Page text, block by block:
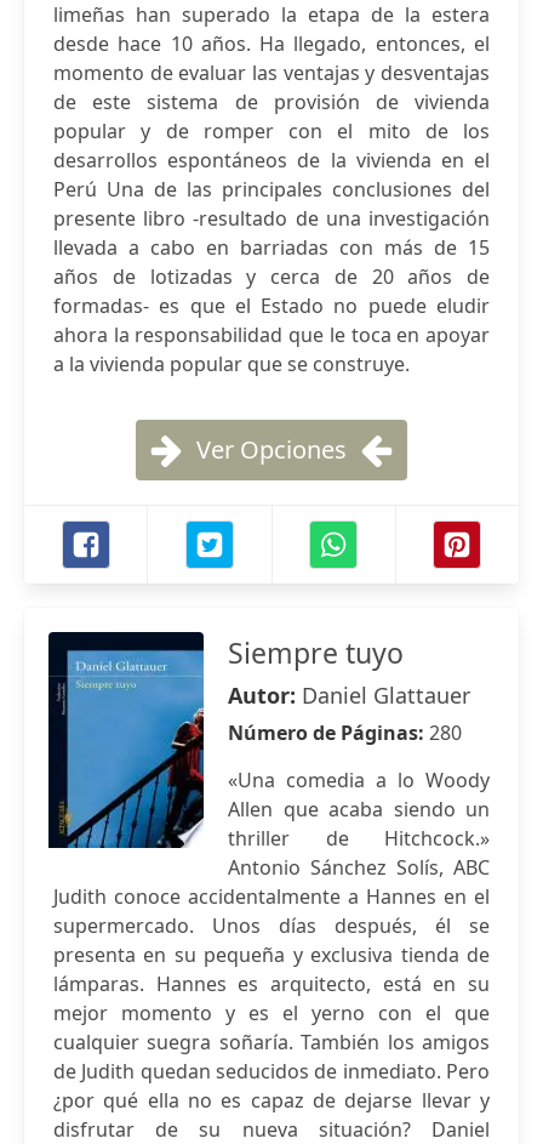
limeñas han superado la etapa de la estera
desde hace 10 años. Ha llegado, entonces, el
momento de evaluar las ventajas y desventajas
de este sistema de provisión de vivienda
popular y de romper con el mito de los
desarrollos espontáneos de la vivienda en el
Perú Una de las principales conclusiones del
presente libro -resultado de una investigación
llevada a cabo en barriadas con más de 15
años de lotizadas y cerca de 20 años de
formadas- es que el Estado no puede eludir
ahora la responsabilidad que le toca en apoyar
a la vivienda popular que se construye.
Ver Opciones
Siempre tuyo
Autor: Daniel Glattauer
Número de Páginas: 280
«Una comedia a lo Woody
Allen que acaba siendo un
thriller de Hitchcock.»
Antonio Sánchez Solís, ABC
Judith conoce accidentalmente a Hannes en el
supermercado. Unos días después, él se
presenta en su pequeña y exclusiva tienda de
lámparas. Hannes es arquitecto, está en su
mejor momento y es el yerno con el que
cualquier suegra soñaría. También los amigos
de Judith quedan seducidos de inmediato. Pero
¿por qué ella no es capaz de dejarse llevar y
disfrutar de su nueva situación? Daniel